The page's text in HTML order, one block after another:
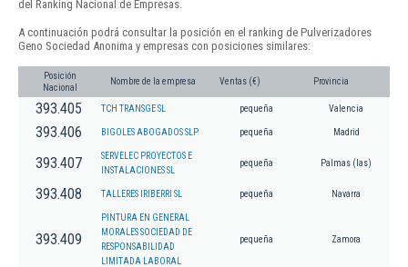
del Ranking Nacional de Empresas.
A continuación podrá consultar la posición en el ranking de Pulverizadores
Geno Sociedad Anonima y empresas con posiciones similares:
Posición
Nacional
Nombre de la empresa Ventas (€) Provincia
393.405 TCH TRANSGE SL pequeña Valencia
393.406 BIGOLES ABOGADOS SLP pequeña Madrid
393.407
SERVELEC PROYECTOS E
INSTALACIONES SL
pequeña Palmas (las)
393.408 TALLERES IRIBERRI SL pequeña Navarra
393.409
PINTURA EN GENERAL
MORALES SOCIEDAD DE
RESPONSABILIDAD
LIMITADA LABORAL
pequeña Zamora